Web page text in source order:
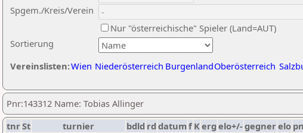
Sortierung
Spgem./Kreis/Verein
Nur "österreichische" Spieler (Land=AUT)
Vereinslisten:Wien Niederösterreich BurgenlandOberösterreich
Pnr:143312 Name: Tobias Allinger
tnrSt turnier bdld rd datumf Kerg elo+/-gegnerelo